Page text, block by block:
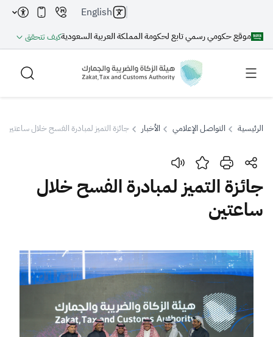
موقع حكومي رسمي تابع لحكومة المملكة العربية السعوديةكيف تتحقق
English
بحث
بحث
اقتراحات
الزكاة الجمارك
ضريبة القيمة المضافة
الإقرار الضريبي
التصرفات العقارية
الرئيسية التواصل الإعلامي الأخبار جائزة التميز لمبادرة الفسح خلال ساعتين
جائزة التميز لمبادرة الفسح خلال
ساعتين